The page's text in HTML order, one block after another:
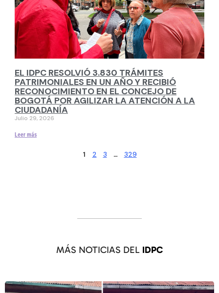
EL IDPC RESOLVIÓ 3.830 TRÁMITES
PATRIMONIALES EN UN AÑO Y RECIBIÓ
RECONOCIMIENTO EN EL CONCEJO DE
BOGOTÁ POR AGILIZAR LA ATENCIÓN A LA
CIUDADANÍA
Julio 29, 2026
Leer más
1 2 3 … 329
MÁS NOTICIAS DEL IDPC